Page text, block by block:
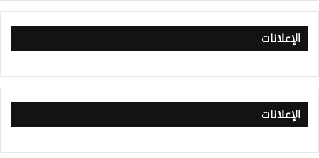
الإعلانات
الإعلانات